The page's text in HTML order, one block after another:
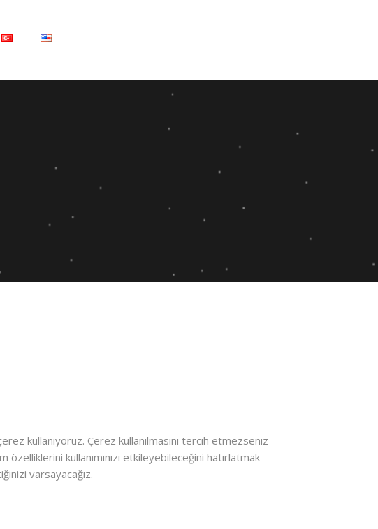
kullanıyoruz. Çerez kullanılmasını tercih etmezseniz
kullanımınızı etkileyebileceğini hatırlatmak
varsayacağız.